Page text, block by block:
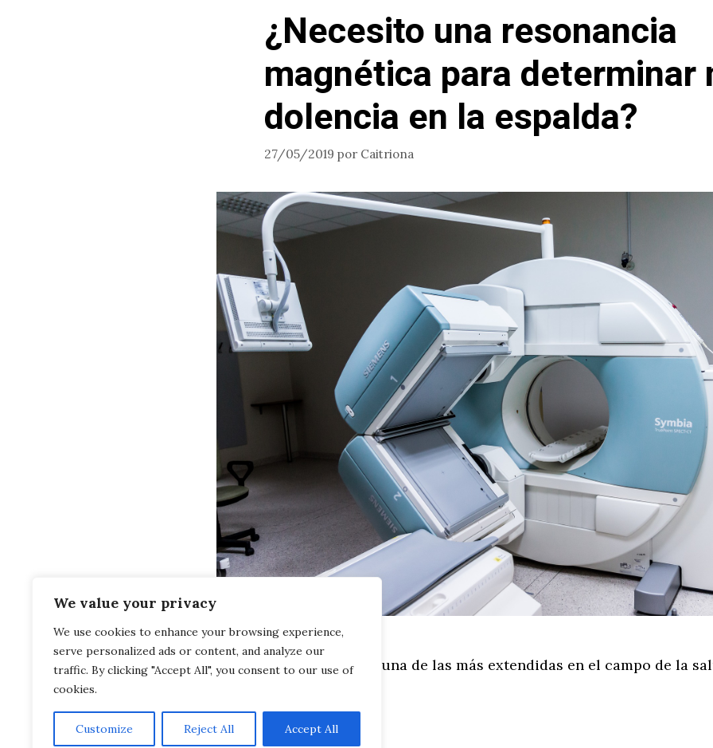
We value your privacy
We use cookies to enhance your browsing experience,
serve personalized ads or content, and analyze our
traffic. By clicking "Accept All", you consent to our use of
cookies.
Customize Reject All Accept All
¿Necesito una resonancia
magnética para determinar
dolencia en la espalda?
27/05/2019 por Caitriona
¡Es un mito! Y es una de las más extendidas en el campo de la